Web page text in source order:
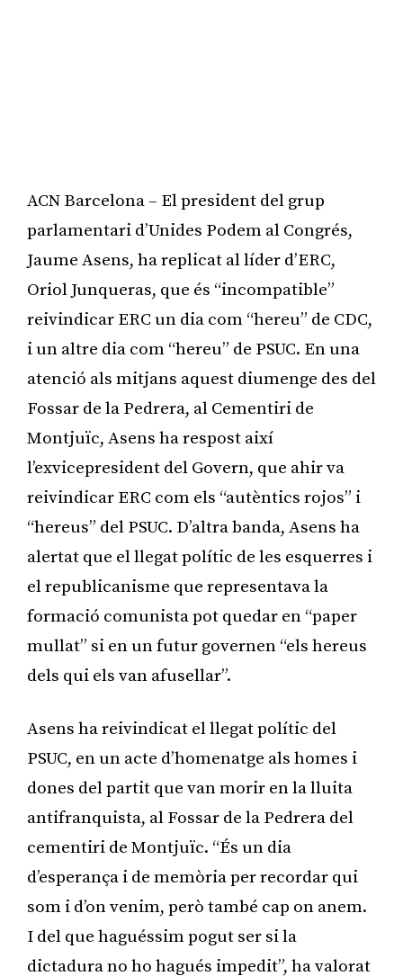
ACN Barcelona – El president del grup
parlamentari d’Unides Podem al Congrés,
Jaume Asens, ha replicat al líder d’ERC,
Oriol Junqueras, que és “incompatible”
reivindicar ERC un dia com “hereu” de CDC,
i un altre dia com “hereu” de PSUC. En una
atenció als mitjans aquest diumenge des del
Fossar de la Pedrera, al Cementiri de
Montjuïc, Asens ha respost així
l’exvicepresident del Govern, que ahir va
reivindicar ERC com els “autèntics rojos” i
“hereus” del PSUC. D’altra banda, Asens ha
alertat que el llegat polític de les esquerres i
el republicanisme que representava la
formació comunista pot quedar en “paper
mullat” si en un futur governen “els hereus
dels qui els van afusellar”.
Asens ha reivindicat el llegat polític del
PSUC, en un acte d’homenatge als homes i
dones del partit que van morir en la lluita
antifranquista, al Fossar de la Pedrera del
cementiri de Montjuïc. “És un dia
d’esperança i de memòria per recordar qui
som i d’on venim, però també cap on anem.
I del que haguéssim pogut ser si la
dictadura no ho hagués impedit”, ha valorat